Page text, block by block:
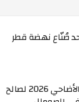
صُنّاع نهضة قطر
قطر الخيرية تختتم مشروع الأضاحي 2026 لصالح